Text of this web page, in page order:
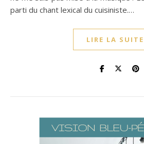
parti du chant lexical du cuisiniste.…
LIRE LA SUITE